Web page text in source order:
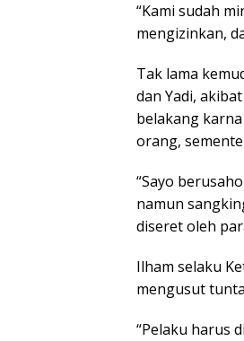
“Kami sudah
mengizinkan,
Tak lama
dan Yadi,
belakang
orang,
“Sayo
namun
diseret oleh
Ilham selaku
mengusut
“Pelaku harus